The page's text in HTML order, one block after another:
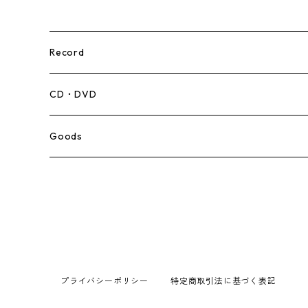
Record
Mento,Calypso,Ballad
Ska
CD・DVD
Goods
プライバシーポリシー 特定商取引法に基づく表記